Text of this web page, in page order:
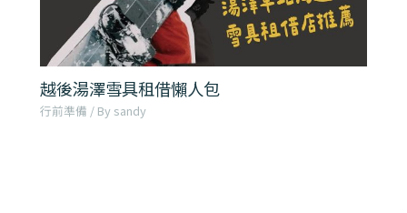
越後湯澤雪具租借懶人包
行前準備 / By sandy